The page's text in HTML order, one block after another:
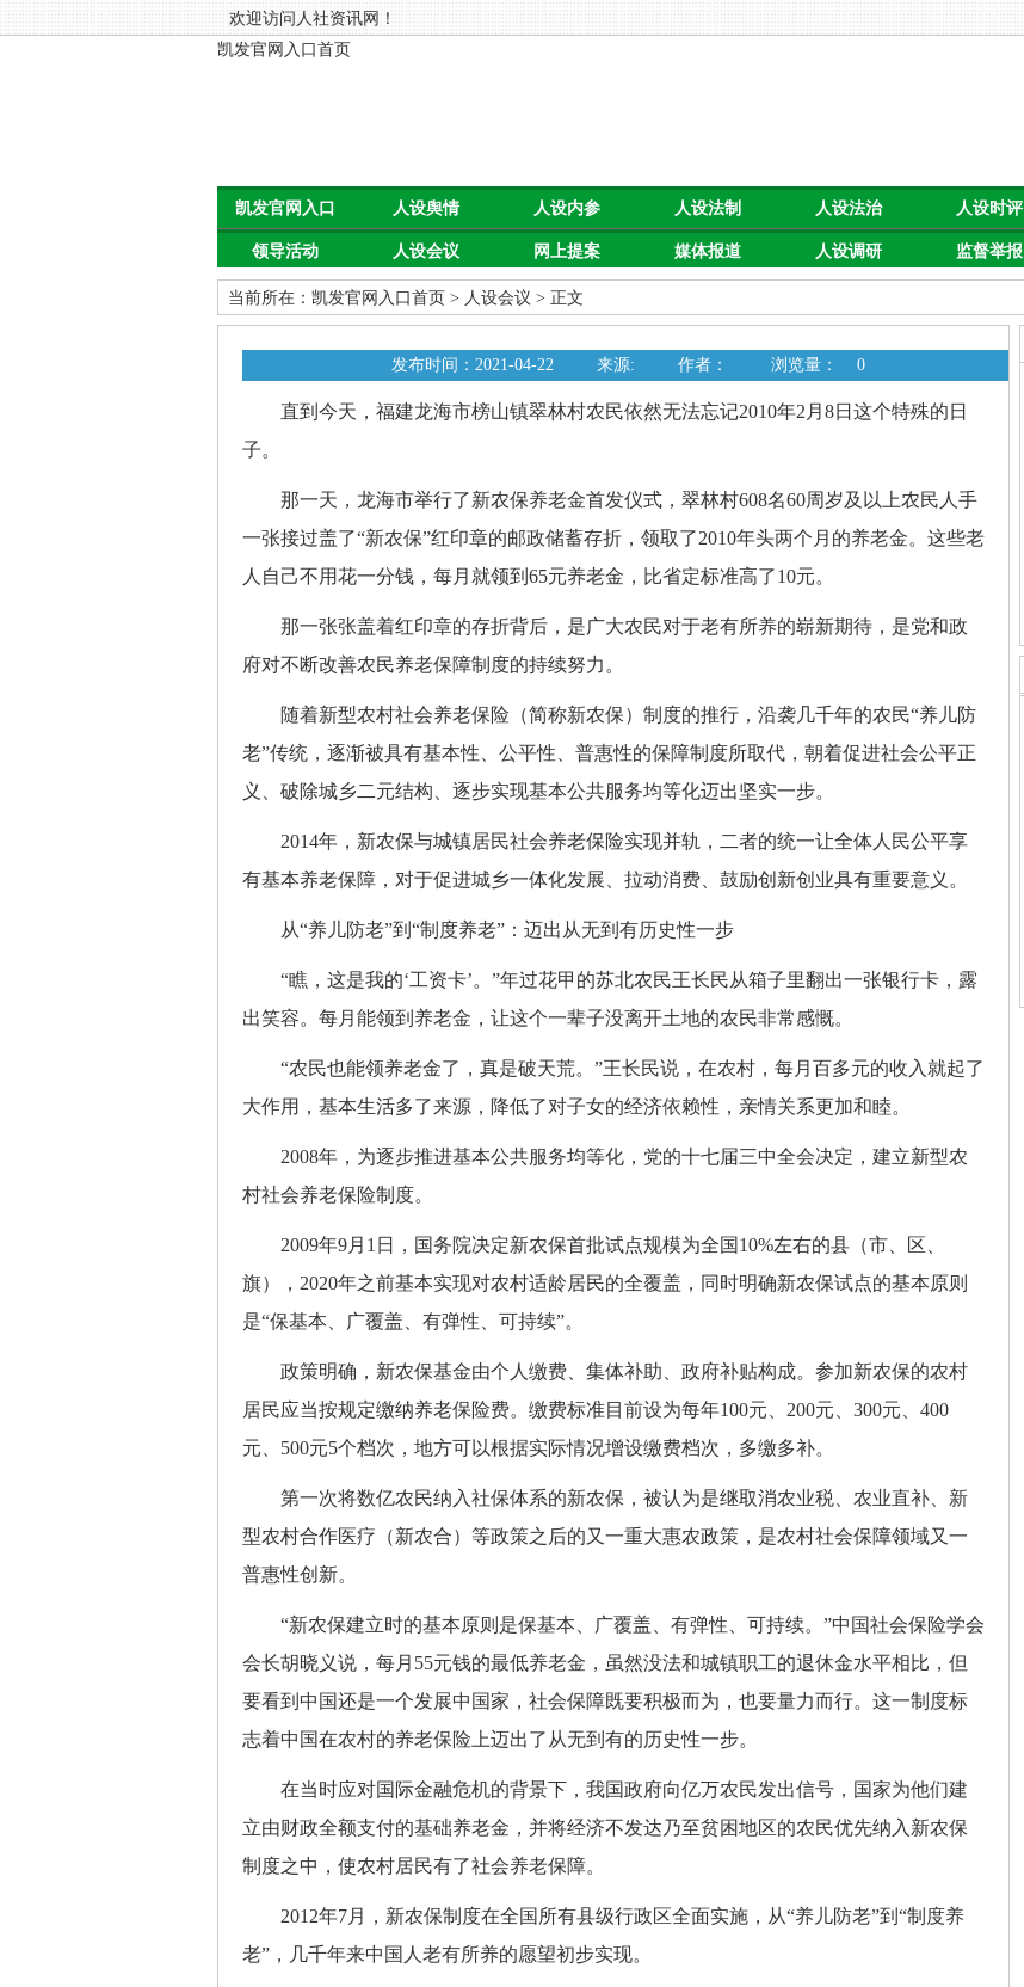
欢迎访问人社资讯网！
凯发官网入口首页
凯发官网入口
首页
人设舆情 人设内参 人设法制 人设法治 人设时评
领导活动 人设会议 网上提案 媒体报道 人设调研 监督举报
当前所在： 凯发官网入口首页 > 人设会议 > 正文
发布时间：2021-04-22 来源: 作者： 浏览量： 0
直到今天，福建龙海市榜山镇翠林村农民依然无法忘记2010年2月8日这个特殊的日
子。
那一天，龙海市举行了新农保养老金首发仪式，翠林村608名60周岁及以上农民人手
一张接过盖了“新农保”红印章的邮政储蓄存折，领取了2010年头两个月的养老金。这些老
人自己不用花一分钱，每月就领到65元养老金，比省定标准高了10元。
那一张张盖着红印章的存折背后，是广大农民对于老有所养的崭新期待，是党和政
府对不断改善农民养老保障制度的持续努力。
随着新型农村社会养老保险（简称新农保）制度的推行，沿袭几千年的农民“养儿防
老”传统，逐渐被具有基本性、公平性、普惠性的保障制度所取代，朝着促进社会公平正
义、破除城乡二元结构、逐步实现基本公共服务均等化迈出坚实一步。
2014年，新农保与城镇居民社会养老保险实现并轨，二者的统一让全体人民公平享
有基本养老保障，对于促进城乡一体化发展、拉动消费、鼓励创新创业具有重要意义。
从“养儿防老”到“制度养老”：迈出从无到有历史性一步
“瞧，这是我的‘工资卡’。”年过花甲的苏北农民王长民从箱子里翻出一张银行卡，露
出笑容。每月能领到养老金，让这个一辈子没离开土地的农民非常感慨。
“农民也能领养老金了，真是破天荒。”王长民说，在农村，每月百多元的收入就起了
大作用，基本生活多了来源，降低了对子女的经济依赖性，亲情关系更加和睦。
2008年，为逐步推进基本公共服务均等化，党的十七届三中全会决定，建立新型农
村社会养老保险制度。
2009年9月1日，国务院决定新农保首批试点规模为全国10%左右的县（市、区、
旗），2020年之前基本实现对农村适龄居民的全覆盖，同时明确新农保试点的基本原则
是“保基本、广覆盖、有弹性、可持续”。
政策明确，新农保基金由个人缴费、集体补助、政府补贴构成。参加新农保的农村
居民应当按规定缴纳养老保险费。缴费标准目前设为每年100元、200元、300元、400
元、500元5个档次，地方可以根据实际情况增设缴费档次，多缴多补。
第一次将数亿农民纳入社保体系的新农保，被认为是继取消农业税、农业直补、新
型农村合作医疗（新农合）等政策之后的又一重大惠农政策，是农村社会保障领域又一
普惠性创新。
“新农保建立时的基本原则是保基本、广覆盖、有弹性、可持续。”中国社会保险学会
会长胡晓义说，每月55元钱的最低养老金，虽然没法和城镇职工的退休金水平相比，但
要看到中国还是一个发展中国家，社会保障既要积极而为，也要量力而行。这一制度标
志着中国在农村的养老保险上迈出了从无到有的历史性一步。
在当时应对国际金融危机的背景下，我国政府向亿万农民发出信号，国家为他们建
立由财政全额支付的基础养老金，并将经济不发达乃至贫困地区的农民优先纳入新农保
制度之中，使农村居民有了社会养老保障。
2012年7月，新农保制度在全国所有县级行政区全面实施，从“养儿防老”到“制度养
老”，几千年来中国人老有所养的愿望初步实现。